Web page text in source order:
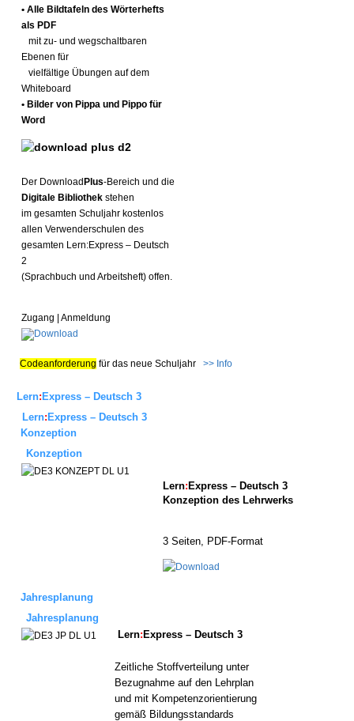
• Alle Bildtafeln des Wörterhefts
als PDF
mit zu- und wegschaltbaren
Ebenen für
vielfältige Übungen auf dem
Whiteboard
• Bilder von Pippa und Pippo für
Word
Der Download Plus-Bereich und die
Digitale Bibliothek stehen
im gesamten Schuljahr kostenlos
allen Verwenderschulen des
gesamten Lern:Express – Deutsch
2
(Sprachbuch und Arbeitsheft) offen.
Zugang | Anmeldung
Codeanforderung für das neue Schuljahr >> Info
Lern: Express – Deutsch 3
Lern: Express – Deutsch 3
Konzeption
Konzeption
Lern: Express – Deutsch 3
Konzeption des Lehrwerks
3 Seiten, PDF-Format
Jahresplanung
Jahresplanung
Lern: Express – Deutsch 3
Zeitliche Stoffverteilung unter
Bezugnahme auf den Lehrplan
und mit Kompetenzorientierung
gemäß Bildungsstandards